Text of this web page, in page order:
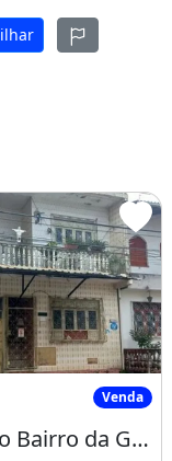
no Bairro da
Venda
Casa no Bairro da Glória - 05 Apartamentos